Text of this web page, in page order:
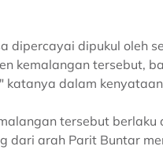
dipercayai dipukul oleh
kemalangan tersebut,
katanya dalam
tersebut
dari arah Parit Buntar